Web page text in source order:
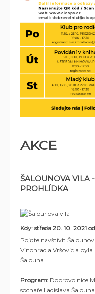
AKCE
ŠALOUNOVA VILA
PROHLÍDKA
Kdy: středa 20. 10. 2021
Pojďte navštívit
Vinohrad a Vršovic a byla
Šalouna.
Program: Dobrovolnice
sochaře Ladislava